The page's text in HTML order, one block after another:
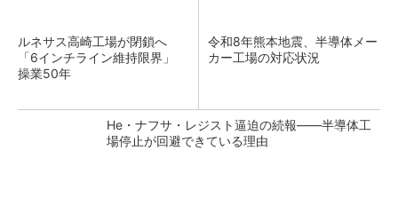
ルネサス高崎工場が閉鎖へ
「6インチライン維持限界」
操業50年
令和8年熊本地震、半導体メー
カー工場の対応状況
He・ナフサ・レジスト逼迫の続報――半導体工
場停止が回避できている理由